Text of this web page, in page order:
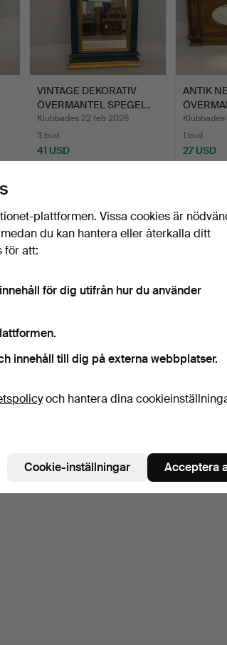
VINTAGE DEKORATIV
ÖVERMANTEL SPEGEL.
Klubbades 22 feb 2026
3 bud
41 USD
ANTIK
1 bud
27 USD
plattformen. Vissa cookies är
du kan hantera eller återkalla ditt
för att:
för dig utifrån hur du använder
innehåll till dig på externa webbplatser.
och hantera dina
Cookie-inställningar Acceptera